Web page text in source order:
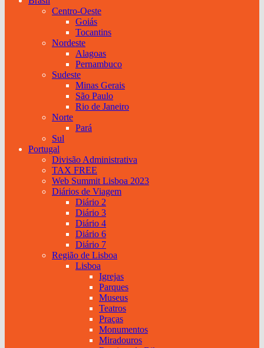
Centro-Oeste
Goiás
Tocantins
Nordeste
Alagoas
Pernambuco
Sudeste
Minas Gerais
São Paulo
Rio de Janeiro
Norte
Pará
Sul
Portugal
Divisão Administrativa
TAX FREE
Web Summit Lisboa 2023
Diários de Viagem
Diário 2
Diário 3
Diário 4
Diário 6
Diário 7
Região de Lisboa
Lisboa
Igrejas
Parques
Museus
Teatros
Praças
Monumentos
Miradouros